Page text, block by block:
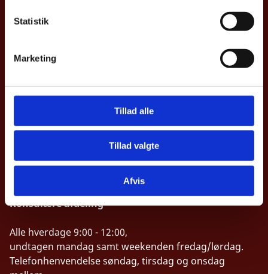
Statistik
Marketing
Tillad alle
Tillad valgte
Afvis
North Tower, 7. Sal
Ramlet Boulaq
Tel: +20-2-24616630
Egypten
Tilgængelighedserklæring
Konsulære afdeling
Alle hverdage 9:00 - 12:00,
undtagen mandag samt weekenden fredag/lørdag.
Telefonhenvendelse søndag, tirsdag og onsdag